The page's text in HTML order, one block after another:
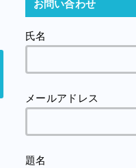
お問い合わせ
氏名
メールアドレス
題名